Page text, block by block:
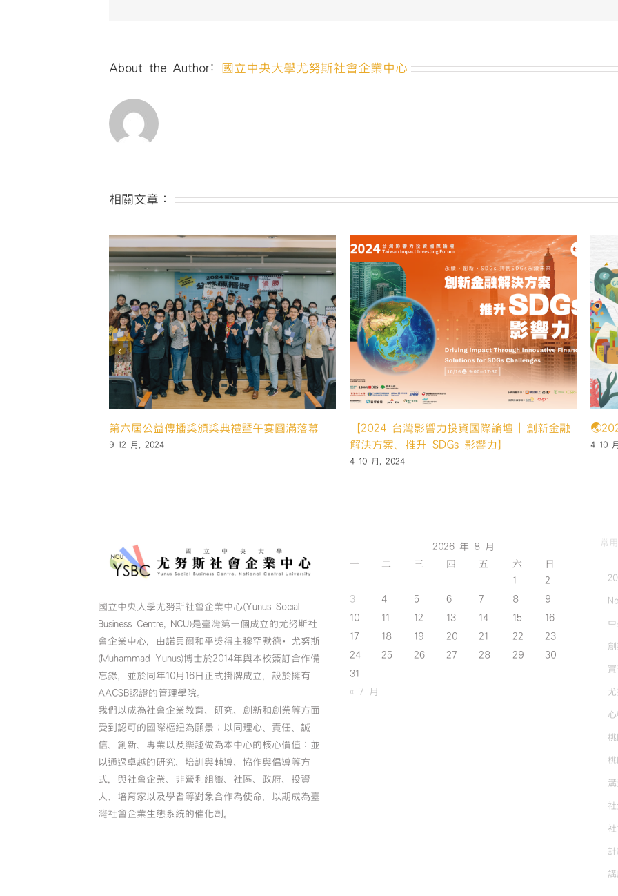
立
會
中
滿
８
歲
啦！〉
中
About the Author: 國立中央大學尤努斯社會企業中心
相關文章：
續創新競賽🌏「中大場說明會 🌏2024日月光永續創新競賽🌏 報名開跑‼️
賀 本中心「好好坐壓」團隊通過U-start創
創業計畫第一階段申請
國立中央大學尤努斯社會企業中心(Yunus Social
Business Centre, NCU)是臺灣第一個成立的尤努斯社
會企業中心，由諾貝爾和平獎得主穆罕默德•尤努斯
(Muhammad Yunus)博士於2014年與本校簽訂合作備
忘錄，並於同年10月16日正式掛牌成立，設於擁有
AACSB認證的管理學院。
我們以成為社會企業教育、研究、創新和創業等方面
受到認可的國際樞紐為願景；以同理心、責任、誠
信、創新、專業以及樂趣做為本中心的核心價值；並
以通過卓越的研究、培訓與輔導、協作與倡導等方
式，與社會企業、非營利組織、社區、政府、投資
人、培育家以及學者等對象合作為使命，以期成為臺
灣社會企業生態系統的催化劑。
2026 年 8 月
一 二 三 四 五 六 日
1
2
3
4 5 6 7 8
9
10
11 12 13 14 15
16
17
18 19 20 21 22
23
24
25 26 27 28 29
30
31
« 7 月
常
實
溝
講